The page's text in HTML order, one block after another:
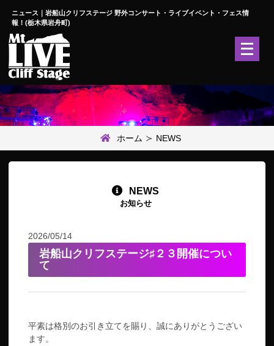
ニュース｜岩船山クリフステージ 野外コンサート・ライブイベント・フェス情
報！(栃木県岩舟町)
メ
ニ
を
開
く
ホーム
NEWS
NEWS
お知らせ
2026/05/14
岩船山クリフステージ♯２３開催につい
て
平素は格別のお引き立てを賜り、誠にありがとうござい
ます。